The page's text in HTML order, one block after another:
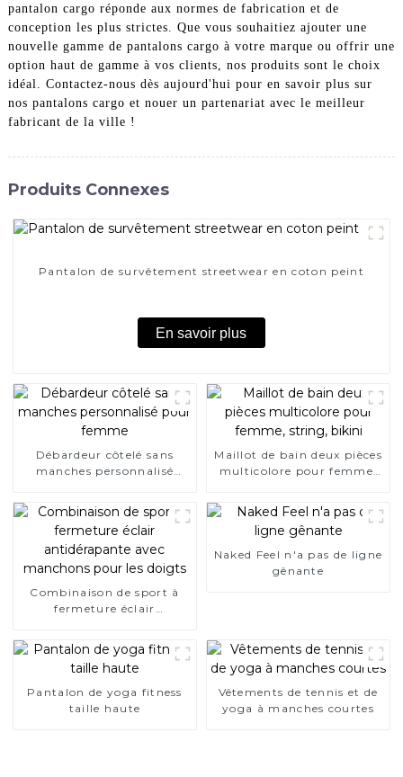
pantalon cargo réponde aux normes de fabrication et de
conception les plus strictes. Que vous souhaitiez ajouter une
nouvelle gamme de pantalons cargo à votre marque ou offrir une
option haut de gamme à vos clients, nos produits sont le choix
idéal. Contactez-nous dès aujourd'hui pour en savoir plus sur
nos pantalons cargo et nouer un partenariat avec le meilleur
fabricant de la ville !
Produits Connexes
Pantalon de survêtement streetwear en coton peint
En savoir plus
Débardeur côtelé sans
manches personnalisé
Maillot de bain deux pièces
multicolore pour femme,
Combinaison de sport à
fermeture éclair
manchons pour les doigts
Naked Feel n'a pas de ligne
gênante
Pantalon de yoga fitness
taille haute
Vêtements de tennis et de
yoga à manches courtes